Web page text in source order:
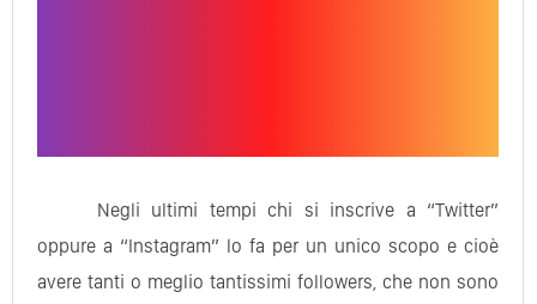
Negli ultimi tempi chi si inscrive a “Twitter”
oppure a “Instagram” lo fa per un unico scopo e cioè
avere tanti o meglio tantissimi followers, che non sono